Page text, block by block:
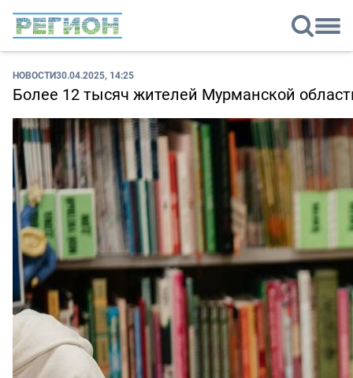
НОВОСТИ30.04.2025, 14:25
Более 12 тысяч жителей Мурманской